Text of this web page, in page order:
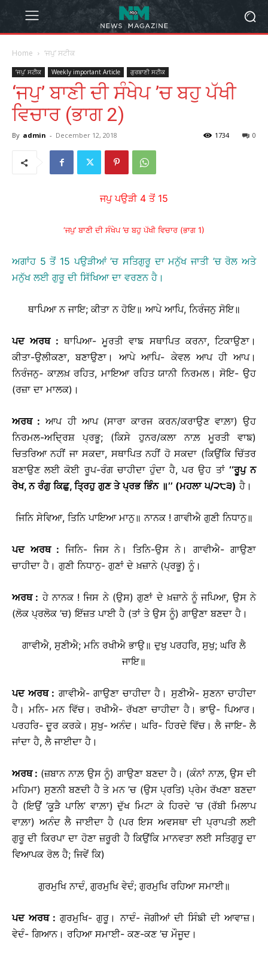
Home ‘ਜਪੁ’ ਸਟੀਕ
‘ਜਪੁ’ ਸਟੀਕ Weekly important Article ਗੁਰਬਾਣੀ ਸਟੀਕ
‘ਜਪੁ’ ਬਾਣੀ ਦੀ ਸੰਖੇਪ ’ਚ ਬਹੁ ਪੱਖੀ
ਵਿਚਾਰ (ਭਾਗ 2)
By admin - December 12, 2018 0
1734
ਜਪੁ ਪਉੜੀ 4 ਤੋਂ 15
‘ਜਪੁ’ ਬਾਣੀ ਦੀ ਸੰਖੇਪ ’ਚ ਬਹੁ ਪੱਖੀ ਵਿਚਾਰ (ਭਾਗ 1)
ਅਗਾਂਹ 5 ਤੋਂ 15 ਪਉੜੀਆਂ ’ਚ ਸਤਿਗੁਰੂ ਦਾ ਮਨੁੱਖ ਜਾਤੀ ’ਚ ਰੋਲ ਅਤੇ
ਮਨੁੱਖ ਲਈ ਗੁਰੂ ਦੀ ਸਿੱਖਿਆ ਦਾ ਵਰਣਨ ਹੈ।
ਥਾਪਿਆ ਨ ਜਾਇ; ਕੀਤਾ ਨ ਹੋਇ॥ ਆਪੇ ਆਪਿ, ਨਿਰੰਜਨੁ ਸੋਇ॥
ਪਦ ਅਰਥ: ਥਾਪਿਆ- ਮੂਰਤੀ ਵਾਙ ਸਥਾਪਿਤ ਕਰਨਾ, ਟਿਕਾਉਣਾ।
ਕੀਤਾ-ਉਲੀਕਣਾ, ਬਣਾਉਣਾ। ਆਪੇ ਆਪਿ- ਕੇਵਲ ਆਪ ਹੀ ਆਪ।
ਨਿਰੰਜਨੁ- ਕਾਲ਼ਖ਼ ਰਹਿਤ, ਮਾਇਆ ਰਹਿਤ ਯਾਨੀ ਨਿਰਮਲ। ਸੋਇ- ਉਹ
(ਰਜ਼ਾ ਦਾ ਮਾਲਕ)।
ਅਰਥ: ਆਪ ਹੀ ਆਪ (ਸਾਰਾ ਕਾਰਜ ਕਰਨ/ਕਰਾਉਣ ਵਾਲ਼ਾ) ਉਹ
ਨਿਰਮਲ-ਅਦ੍ਰਿਸ਼ ਪ੍ਰਭੂ; (ਕਿਸੇ ਹੁਨਰ/ਕਲਾ ਨਾਲ਼ ਮੂਰਤੀ ਵਾਙ)
ਚਿਤਰਿਆ ਨਹੀਂ ਜਾ ਸਕਦਾ, ਸਥਾਪਿਤ ਨਹੀਂ ਹੋ ਸਕਦਾ (ਕਿਉਂਕਿ ਚਿੱਤਰ
ਬਣਾਉਣ ਲਈ ਕੋਈ ਰੂਪ-ਰੰਗ ਚਾਹੀਦਾ ਹੁੰਦਾ ਹੈ, ਪਰ ਉਹ ਤਾਂ ‘‘ਰੂਪੁ ਨ
ਰੇਖ,ਨ ਰੰਗੁ ਕਿਛੁ, ਤ੍ਰਿਹੁ ਗੁਣ ਤੇ ਪ੍ਰਭ ਭਿੰਨ ॥’’ (ਮਹਲਾ ੫/੨੮੩) ਹੈ।
ਜਿਨਿ ਸੇਵਿਆ, ਤਿਨਿ ਪਾਇਆ ਮਾਨੁ॥ ਨਾਨਕ ! ਗਾਵੀਐ ਗੁਣੀ ਨਿਧਾਨੁ॥
ਪਦ ਅਰਥ: ਜਿਨਿ- ਜਿਸ ਨੇ। ਤਿਨਿ-ਉਸ ਨੇ। ਗਾਵੀਐ- ਗਾਉਣਾ
ਚਾਹੀਦਾ ਹੈ। ਗੁਣੀ ਨਿਧਾਨੁ- ਗੁਣਾਂ ਦੇ ਖ਼ਜ਼ਾਨੇ (ਪ੍ਰਭੂ) ਨੂੰ।
ਅਰਥ: ਹੇ ਨਾਨਕ ! ਜਿਸ ਨੇ (ਉਸ) ਗੁਣਾਂ ਦੇ ਖ਼ਜ਼ਾਨੇ ਨੂੰ ਜਪਿਆ, ਉਸ ਨੇ
(ਲੋਕ ਪ੍ਰਲੋਕ ’ਚ) ਇੱਜ਼ਤ ਪਾਈ ਹੈ (ਤਾਂ ਤੇ ਉਸ ਨੂੰ) ਗਾਉਣਾ ਬਣਦਾ ਹੈ।
ਗਾਵੀਐ, ਸੁਣੀਐ; ਮਨਿ ਰਖੀਐ ਭਾਉ॥ ਦੁਖੁ ਪਰਹਰਿ, ਸੁਖੁ; ਘਰਿ ਲੈ
ਜਾਇ॥
ਪਦ ਅਰਥ: ਗਾਵੀਐ- ਗਾਉਣਾ ਚਾਹੀਦਾ ਹੈ। ਸੁਣੀਐ- ਸੁਣਨਾ ਚਾਹੀਦਾ
ਹੈ। ਮਨਿ- ਮਨ ਵਿੱਚ। ਰਖੀਐ- ਰੱਖਣਾ ਚਾਹੀਦਾ ਹੈ। ਭਾਉ- ਪਿਆਰ।
ਪਰਹਰਿ- ਦੂਰ ਕਰਕੇ। ਸੁਖੁ- ਅਨੰਦ। ਘਰਿ- ਹਿਰਦੇ ਵਿੱਚ। ਲੈ ਜਾਇ- ਲੈ
ਜਾਂਦਾ ਹੈ, ਲੈ ਜਾਈਦਾ ਹੈ।
ਅਰਥ: (ਜ਼ਬਾਨ ਨਾਲ਼ ਉਸ ਨੂੰ) ਗਾਉਣਾ ਬਣਦਾ ਹੈ। (ਕੰਨਾਂ ਨਾਲ਼, ਉਸ ਦੀ
ਮਹਿਮਾ) ਸੁਣਨੀ ਬਣਦੀ ਹੈ ਤੇ ਮਨ ’ਚ (ਉਸ ਪ੍ਰਤਿ) ਪ੍ਰੇਮ ਰੱਖਣਾ ਬਣਦਾ
ਹੈ (ਇਉਂ ‘ਕੂੜੈ ਪਾਲਿ’ ਵਾਲ਼ਾ) ਦੁੱਖ ਮਿਟਾ ਕੇ ਹਿਰਦੇ ’ਚ (ਰੱਬੀ ਮਿਲਾਪ
ਵਾਲ਼ਾ) ਅਨੰਦ ਲੈ ਜਾਈਦਾ ਹੈ (ਪਰ ਇਸ ਅਵਸਥਾ ਦੀ ਪ੍ਰਾਪਤੀ ਲਈ
ਗੁਰੂ ਦੀ ਕਿਰਪਾ ਦਾ ਹੋਣਾ ਜ਼ਰੂਰੀ ਹੈ ਕਿਉਂਕਿ ਮਾਨਵਤਾ ਲਈ ਸਤਿਗੁਰੂ ਦਾ
ਵਿਆਪਕ ਰੋਲ ਹੈ; ਜਿਵੇਂ ਕਿ)
ਗੁਰਮੁਖਿ ਨਾਦੰ, ਗੁਰਮੁਖਿ ਵੇਦੰ; ਗੁਰਮੁਖਿ ਰਹਿਆ ਸਮਾਈ॥
ਪਦ ਅਰਥ: ਗੁਰਮੁਖਿ- ਗੁਰੂ। ਨਾਦੰ- ਜੋਗੀਆਂ ਦੀ ਸਿੰਙੀ ਦੀ ਆਵਾਜ਼।
ਵੇਦੰ- ਗਿਆਨ। ਰਹਿਆ ਸਮਾਈ- ਕਣ-ਕਣ ’ਚ ਮੌਜੂਦ।